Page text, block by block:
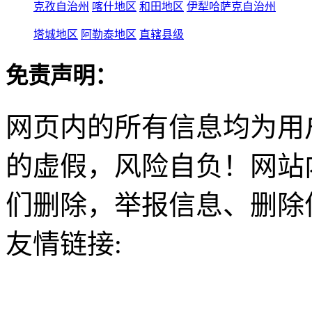
克孜自治州 喀什地区 和田地区 伊犁哈萨克自治州
塔城地区 阿勒泰地区 直辖县级
免责声明：
网页内的所有信息均为
的虚假，风险自负！网
们删除，举报信息、删
友情链接: